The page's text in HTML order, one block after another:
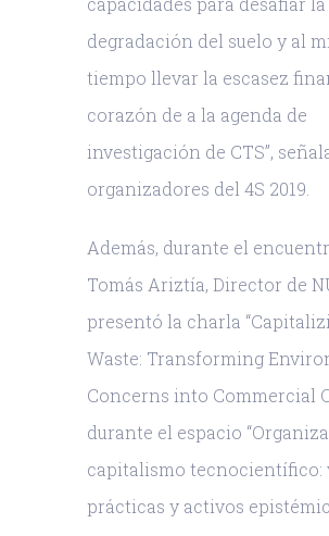
degradación del suelo y al
tiempo llevar la escasez
corazón de a la agenda de
investigación de CTS”,
organizadores del 4S 2019.
Además, durante el
Tomás Ariztía, Director de
presentó la charla
Waste: Transforming
Concerns into Commercial
durante el espacio
capitalismo tecnocientífico:
prácticas y activos